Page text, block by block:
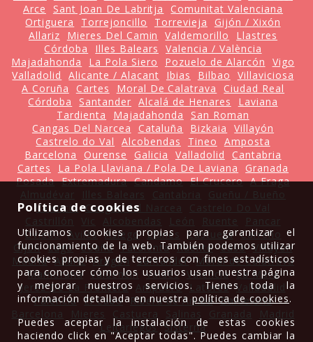
Arce
Sant Joan De Labritja
Comunitat Valenciana
Ortiguera
Torrejoncillo Torrevieja
Gijón / Xixón
Allariz
Mieres Del Camin Valdemorillo
Llastres
Córdoba
Illes Balears
Valencia / València
Majadahonda
La Pola Siero Pozuelo de Alarcón
Vigo
Valladolid
Alicante / Alacant Ibias Bilbao
Villaviciosa
A Coruña
Cartes Moral De Calatrava
Ciudad Real
Córdoba
Santander Alcalá de Henares
Laviana
Tardienta
Majadahonda
San Roman
Cangas Del Narcea
Cataluña Bizkaia
Villayón
Castrelo do Val
Alcobendas Tineo
Amposta
Barcelona
Ourense Galicia Valladolid
Cantabria
Cartes
La Pola Llaviana / Pola De Laviana
Granada
Posada Extremadura Candamo El Crucero A Fraga
Valencia Cangas del Narcea
Oviedo Avilés Asiego Llanes Castuera Carreño
Gijón Lugo Coaña Tardienta Ruente Caso Villayón
Madrid Allariz Aragón Santander Moral de Calatrava
Mamorana Valdencin Valdés Valencia La Mata
Jerez De La Frontera
Ampuero Latores Valladolid
Palencia El Cabo Ribera de Arriba Barcelona
Leitariegos
Sisterna
Política de cookies
Utilizamos cookies propias para garantizar el
funcionamiento de la web. También podemos utilizar
cookies propias y de terceros con fines estadísticos
para conocer cómo los usuarios usan nuestra página
y mejorar nuestros servicios. Tienes toda la
información detallada en nuestrapolítica de cookies.
Puedes aceptar la instalación de estas cookies
haciendo click en "Aceptar todas". Puedes cambiar la